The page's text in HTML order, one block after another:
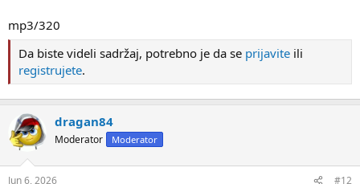
mp3/320
Da biste videli sadržaj, potrebno je da se prijavite ili
registrujete.
dragan84
Moderator Moderator
Jun 6, 2026 #12